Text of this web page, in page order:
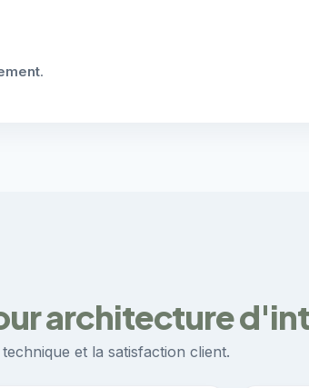
.
architecture
et la satisfaction client.